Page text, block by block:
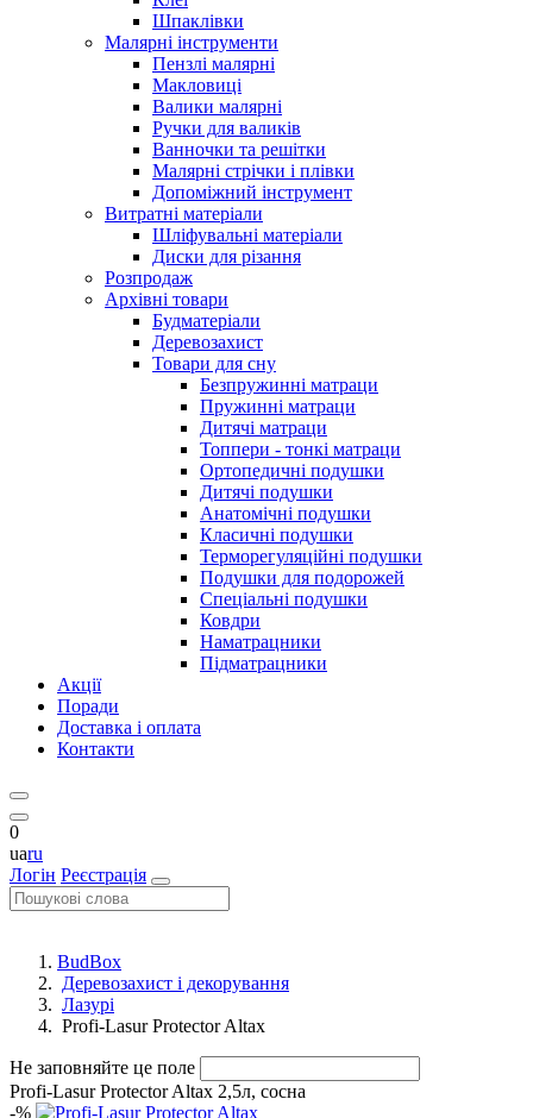
Шпаклівки
Малярні інструменти
Пензлі малярні
Макловиці
Валики малярні
Ручки для валиків
Ванночки та решітки
Малярні стрічки і плівки
Допоміжний інструмент
Витратні матеріали
Шліфувальні матеріали
Диски для різання
Розпродаж
Архівні товари
Будматеріали
Деревозахист
Товари для сну
Безпружинні матраци
Пружинні матраци
Дитячі матраци
Топпери - тонкі матраци
Ортопедичні подушки
Дитячі подушки
Анатомічні подушки
Класичні подушки
Терморегуляційні подушки
Подушки для подорожей
Спеціальні подушки
Ковдри
Наматрацники
Підматрацники
Акції
Поради
Доставка і оплата
Контакти
0
uaru
Логін Реєстрація
BudBox
Деревозахист і декорування
Лазурі
Profi-Lasur Protector Altax
Не заповняйте це поле
Profi-Lasur Protector Altax 2,5л, сосна
-%